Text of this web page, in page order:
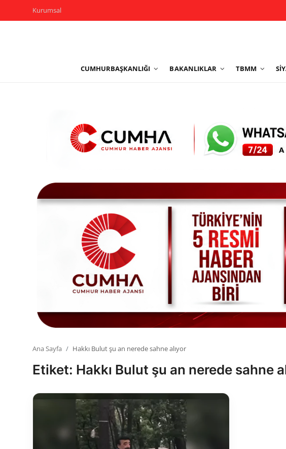
Kurumsal
CUMHURBAŞKANLIĞI BAKANLIKLAR TBMM
Yerel Yönetimler
Sivil Toplum Kuruluşları
Kamu Kurumları ve Üst Kurullar
Resmi Reklamlar
Ana Sayfa Hakkı Bulut şu an nerede sahne alıyor
Etiket: Hakkı Bulut şu an nerede sahne